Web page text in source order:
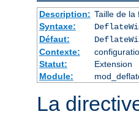
Description: Taille de la
Syntaxe:
Défaut:
Contexte:
Statut:
Extension
Module:
La